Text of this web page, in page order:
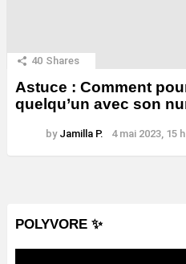
40 Shares
Astuce : Comment
quelqu’un avec son
by Jamilla P. 4 mai 2023, 15
POLYVORE ✨